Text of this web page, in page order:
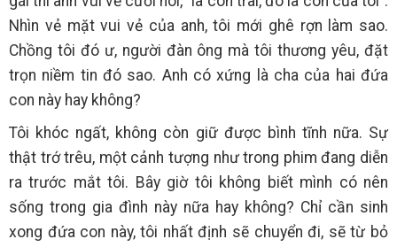
Nhìn vẻ mặt vui vẻ của anh, tôi mới ghê rợn làm sao.
Chồng tôi đó ư, người đàn ông mà tôi thương yêu, đặt
trọn niềm tin đó sao. Anh có xứng là cha của hai đứa
con này hay không?
Tôi khóc ngất, không còn giữ được bình tĩnh nữa. Sự
thật trớ trêu, một cảnh tượng như trong phim đang diễn
ra trước mắt tôi. Bây giờ tôi không biết mình có nên
sống trong gia đình này nữa hay không? Chỉ cần sinh
xong đứa con này, tôi nhất định sẽ chuyển đi, sẽ từ bỏ